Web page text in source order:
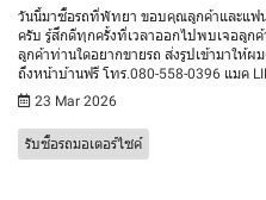
วันนี้มาซื้อรถที่พัทยา ขอบคุณลูกค้าและแฟ
ครับ รู้สึกดีทุกครั้งที่เวลาออกไปพบเจอลูกค้
ลูกค้าท่านใดอยากขายรถ ส่งรูปเข้ามาให้ผ
ถึงหน้าบ้านฟรี โทร.080-558-0396 แมค
23 Mar 2026
รับซื้อรถมอเตอร์ไซค์